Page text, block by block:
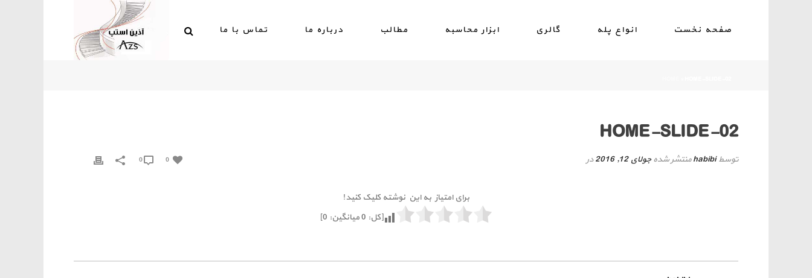
صفحه نخست انواع پله گالری ابزار محاسبه مطالب درباره ما تماس با ما
HOME-SLIDE-02
توسطhabibiمنتشر شدهجولای 12, 2016 در 0
برای امتیاز به این نوشته کلیک کنید!
[کل: 0میانگین: 0
]